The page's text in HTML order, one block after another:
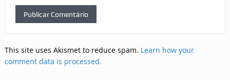
This site uses Akismet to reduce spam. Learn how your
comment data is processed.